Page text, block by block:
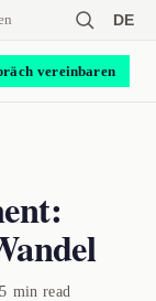
DE
vereinbaren
min read